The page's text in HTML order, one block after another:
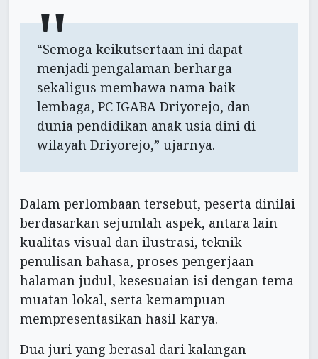
“Semoga keikutsertaan ini dapat
menjadi pengalaman berharga
sekaligus membawa nama baik
lembaga, PC IGABA Driyorejo, dan
dunia pendidikan anak usia dini di
wilayah Driyorejo,” ujarnya.
Dalam perlombaan tersebut, peserta dinilai
berdasarkan sejumlah aspek, antara lain
kualitas visual dan ilustrasi, teknik
penulisan bahasa, proses pengerjaan
halaman judul, kesesuaian isi dengan tema
muatan lokal, serta kemampuan
mempresentasikan hasil karya.
Dua juri yang berasal dari kalangan